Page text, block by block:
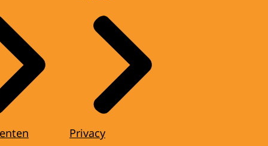
Privacy